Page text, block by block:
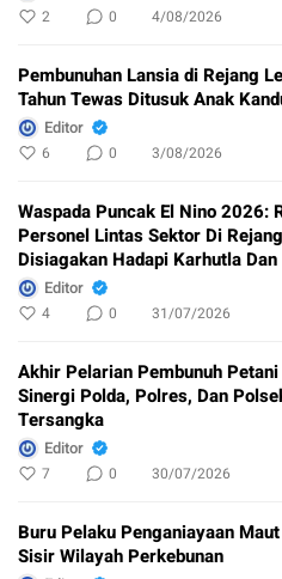
2 0 4/08/2026
Pembunuhan Lansia di Rejang
Tahun Tewas Ditusuk Anak
Editor
6 0 3/08/2026
Waspada Puncak El Nino 2026:
Personel Lintas Sektor Di
Disiagakan Hadapi Karhutla
Ekstrem
Editor
4 0 31/07/2026
Akhir Pelarian Pembunuh
Sinergi Polda, Polres, Dan
Tersangka
Editor
7 0 30/07/2026
Buru Pelaku Penganiayaan
Sisir Wilayah Perkebunan